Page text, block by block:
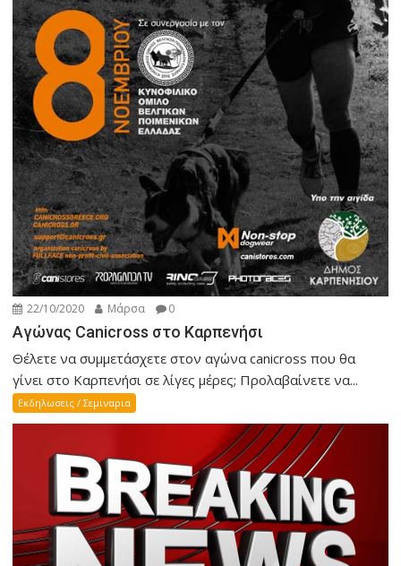
22/10/2020 Μάρσα 0
Αγώνας Canicross στο Καρπενήσι
Θέλετε να συμμετάσχετε στον αγώνα canicross που θα
γίνει στο Καρπενήσι σε λίγες μέρες; Προλαβαίνετε να...
Εκδηλωσεις / Σεμιναρια